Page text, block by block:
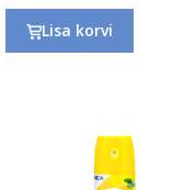
Lisa korvi